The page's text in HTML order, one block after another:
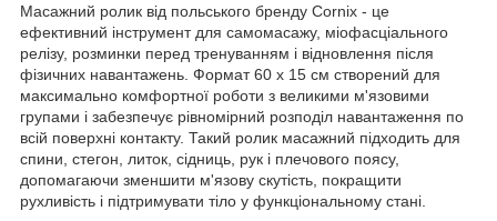
Масажний ролик від польського бренду Cornix - це
ефективний інструмент для самомасажу, міофасціального
релізу, розминки перед тренуванням і відновлення після
фізичних навантажень. Формат 60 x 15 см створений для
максимально комфортної роботи з великими м'язовими
групами і забезпечує рівномірний розподіл навантаження по
всій поверхні контакту. Такий ролик масажний підходить для
спини, стегон, литок, сідниць, рук і плечового поясу,
допомагаючи зменшити м'язову скутість, покращити
рухливість і підтримувати тіло у функціональному стані.